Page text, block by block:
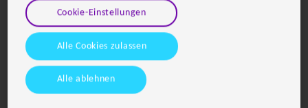
Bearbeitungsstände sorgen für Effizienz, Transparenz und
Rechtssicherheit – ganz ohne Papier.
Jetzt Ihre Demo anfordern
Cookie-Einstellungen
Alle ablehnen
Alle Cookies zulassen